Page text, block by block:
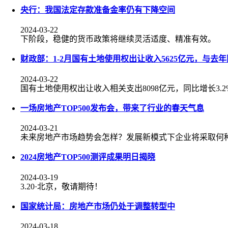
央行：我国法定存款准备金率仍有下降空间
2024-03-22
下阶段，稳健的货币政策将继续灵活适度、精准有效。
财政部：1-2月国有土地使用权出让收入5625亿元，与去
2024-03-22
国有土地使用权出让收入相关支出8098亿元，同比增长
一场房地产TOP500发布会，带来了行业的春天气息
2024-03-21
未来房地产市场趋势会怎样？发展新模式下企业将采取何
2024房地产TOP500测评成果明日揭晓
2024-03-19
3.20·北京，敬请期待！
国家统计局：房地产市场仍处于调整转型中